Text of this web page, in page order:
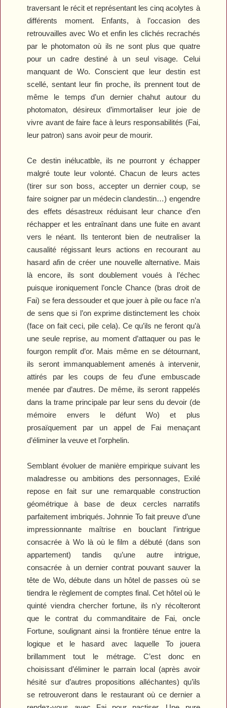
traversant le récit et représentant les cinq acolytes à
différents moment. Enfants, à l’occasion des
retrouvailles avec Wo et enfin les clichés recrachés
par le photomaton où ils ne sont plus que quatre
pour un cadre destiné à un seul visage. Celui
manquant de Wo. Conscient que leur destin est
scellé, sentant leur fin proche, ils prennent tout de
même le temps d’un dernier chahut autour du
photomaton, désireux d’immortaliser leur joie de
vivre avant de faire face à leurs responsabilités (Fai,
leur patron) sans avoir peur de mourir.
Ce destin inélucatble, ils ne pourront y échapper
malgré toute leur volonté. Chacun de leurs actes
(tirer sur son boss, accepter un dernier coup, se
faire soigner par un médecin clandestin…) engendre
des effets désastreux réduisant leur chance d’en
réchapper et les entraînant dans une fuite en avant
vers le néant. Ils tenteront bien de neutraliser la
causalité régissant leurs actions en recourant au
hasard afin de créer une nouvelle alternative. Mais
là encore, ils sont doublement voués à l’échec
puisque ironiquement l’oncle Chance (bras droit de
Fai) se fera dessouder et que jouer à pile ou face n’a
de sens que si l’on exprime distinctement les choix
(face on fait ceci, pile cela). Ce qu’ils ne feront qu’à
une seule reprise, au moment d’attaquer ou pas le
fourgon remplit d’or. Mais même en se détournant,
ils seront immanquablement amenés à intervenir,
attirés par les coups de feu d’une embuscade
menée par d’autres. De même, ils seront rappelés
dans la trame principale par leur sens du devoir (de
mémoire envers le défunt Wo) et plus
prosaïquement par un appel de Fai menaçant
d’éliminer la veuve et l’orphelin.
Semblant évoluer de manière empirique suivant les
maladresse ou ambitions des personnages, Exilé
repose en fait sur une remarquable construction
géométrique à base de deux cercles narratifs
parfaitement imbriqués. Johnnie To fait preuve d’une
impressionnante maîtrise en bouclant l’intrigue
consacrée à Wo là où le film a débuté (dans son
appartement) tandis qu’une autre intrigue,
consacrée à un dernier contrat pouvant sauver la
tête de Wo, débute dans un hôtel de passes où se
tiendra le règlement de comptes final. Cet hôtel où le
quinté viendra chercher fortune, ils n'y récolteront
que le contrat du commanditaire de Fai, oncle
Fortune, soulignant ainsi la frontière ténue entre la
logique et le hasard avec laquelle To jouera
brillamment tout le métrage. C’est donc en
choisissant d’éliminer le parrain local (après avoir
hésité sur d’autres propositions alléchantes) qu’ils
se retrouveront dans le restaurant où ce dernier a